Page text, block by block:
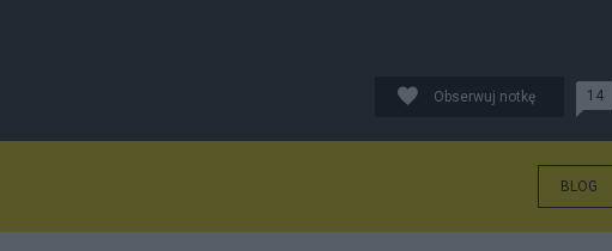
Obserwuj notkę 14
BLOG